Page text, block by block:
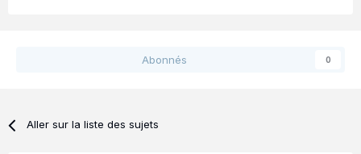
Abonnés 0
Aller sur la liste des sujets